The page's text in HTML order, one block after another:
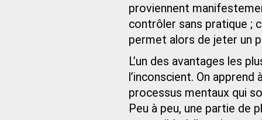
proviennent
contrôler sans pratique ;
permet alors de jeter un
L’un des avantages les
l’inconscient. On
processus mentaux qui
Peu à peu, une partie de